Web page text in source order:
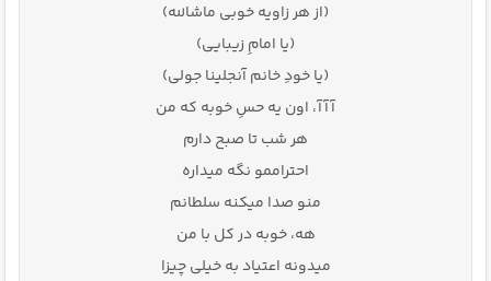
(از هر زاویه خوبی ماشالله)
(یا امامِ زیبایی)
(یا خودِ خانم آنجلینا جولی)
آآآ، اون یه حسِ خوبه که من
هر شب تا صبح دارم
احتراممو نگه میداره
منو صدا میکنه سلطانم
هه، خوبه در کل با من
میدونه اعتیاد به خیلی چیزا